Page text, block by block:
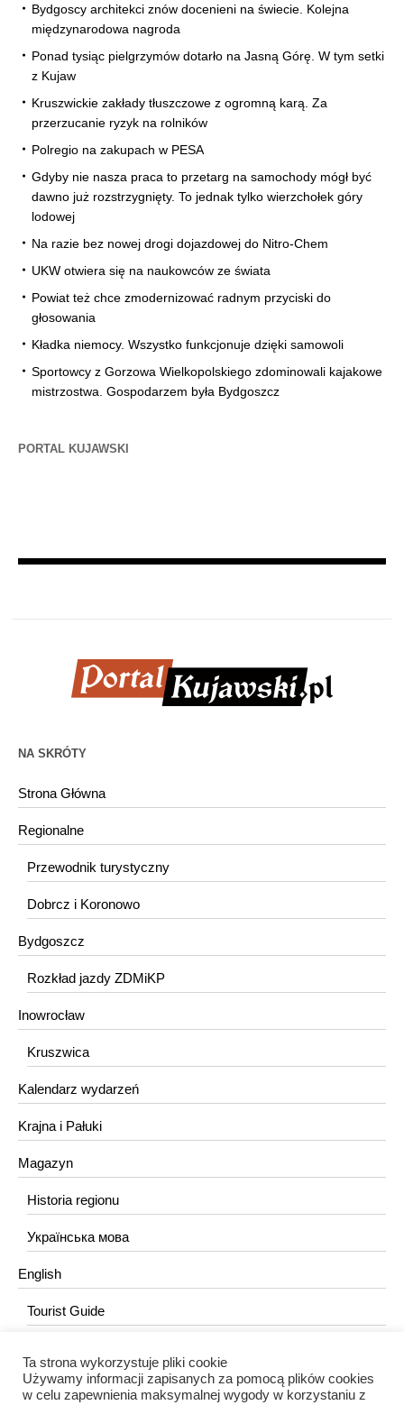
Bydgoscy architekci znów docenieni na świecie. Kolejna
międzynarodowa nagroda
Ponad tysiąc pielgrzymów dotarło na Jasną Górę. W tym setki
z Kujaw
Kruszwickie zakłady tłuszczowe z ogromną karą. Za
przerzucanie ryzyk na rolników
Polregio na zakupach w PESA
Gdyby nie nasza praca to przetarg na samochody mógł być
dawno już rozstrzygnięty. To jednak tylko wierzchołek góry
lodowej
Na razie bez nowej drogi dojazdowej do Nitro-Chem
UKW otwiera się na naukowców ze świata
Powiat też chce zmodernizować radnym przyciski do
głosowania
Kładka niemocy. Wszystko funkcjonuje dzięki samowoli
Sportowcy z Gorzowa Wielkopolskiego zdominowali kajakowe
mistrzostwa. Gospodarzem była Bydgoszcz
PORTAL KUJAWSKI
NA SKRÓTY
Strona Główna
Regionalne
Przewodnik turystyczny
Dobrcz i Koronowo
Bydgoszcz
Rozkład jazdy ZDMiKP
Inowrocław
Kruszwica
Kalendarz wydarzeń
Krajna i Pałuki
Magazyn
Historia regionu
Українська мова
English
Tourist Guide
KONTAKT
Ta strona wykorzystuje pliki cookie
Używamy informacji zapisanych za pomocą plików cookies
w celu zapewnienia maksymalnej wygody w korzystaniu z